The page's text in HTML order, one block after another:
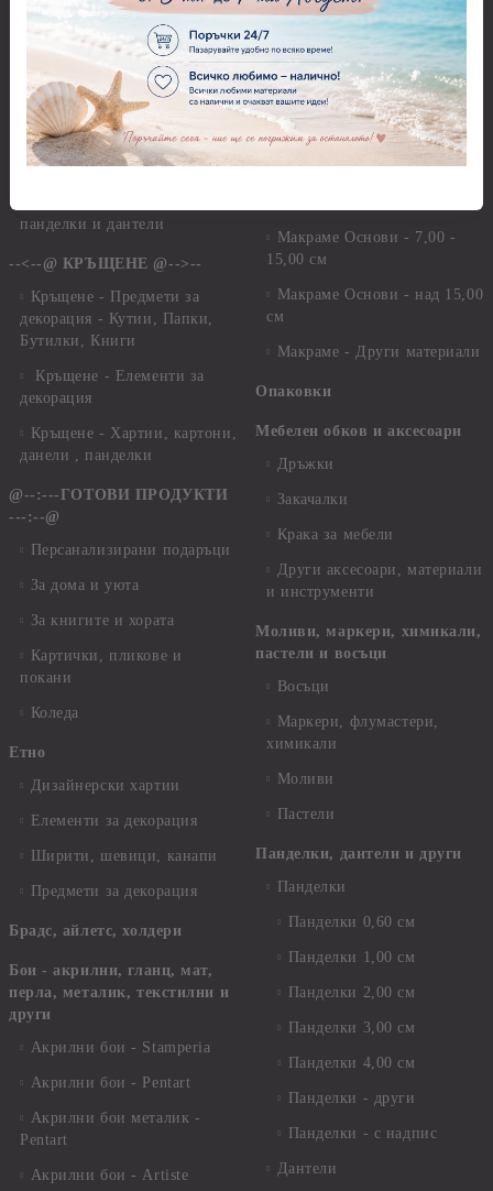
Сватбени Декупажни
хартии, дизайнерски хартии,
картони
Сватбени Предмети за
декорация
Сватбени Елементи за
декораци
панделки и дантели
--<--@ КРЪЩЕНЕ @-->--
Кръщене - Предмети за
декорация - Кутии, Папки,
Бутилки, Книги
Кръщене - Елементи за
декорация
Кръщене - Хартии, картони,
данели , панделки
@--:---ГОТОВИ ПРОДУКТИ
---:--@
Персанализирани подаръци
За дома и уюта
За книгите и хората
Картички, пликове и
покани
Коледа
Етно
Дизайнерски хартии
Елементи за декорация
Ширити, шевици, канапи
Предмети за декорация
Брадс, айлетс, холдери
Бои - акрилни, гланц, мат,
перла, металик, текстилни и
други
Акрилни бои - Stamperia
Акрилни бои - Pentart
Акрилни бои металик -
Pentart
Акрилни бои - Artiste
Силикон
Фото ъгли
Макраме
Макраме Основи - 7,00 -
15,00 см
Макраме Основи - над 15,00
см
Макраме - Други материали
Опаковки
Мебелен обков и аксесоари
Дръжки
Закачалки
Крака за мебели
Други аксесоари, материали
и инструменти
Моливи, маркери, химикали,
пастели и восъци
Восъци
Маркери, флумастери,
химикали
Моливи
Пастели
Панделки, дантели и други
Панделки
Панделки 0,60 см
Панделки 1,00 см
Панделки 2,00 см
Панделки 3,00 см
Панделки 4,00 см
Панделки - други
Панделки - с надпис
Дантели